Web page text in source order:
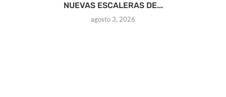
NUEVAS ESCALERAS DE...
agosto 3, 2026